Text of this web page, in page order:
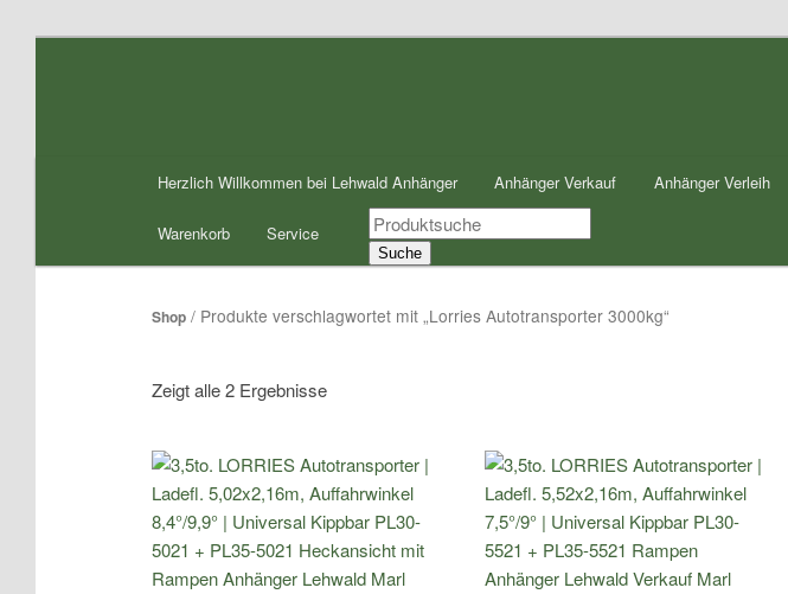
Herzlich Willkommen bei Lehwald Anhänger Anhänger Verkauf Anhänger Verleih
Warenkorb Service
Products
search
Suche
Shop/ Produkte verschlagwortet mit „Lorries Autotransporter 3000kg“
Zeigt alle 2 Ergebnisse